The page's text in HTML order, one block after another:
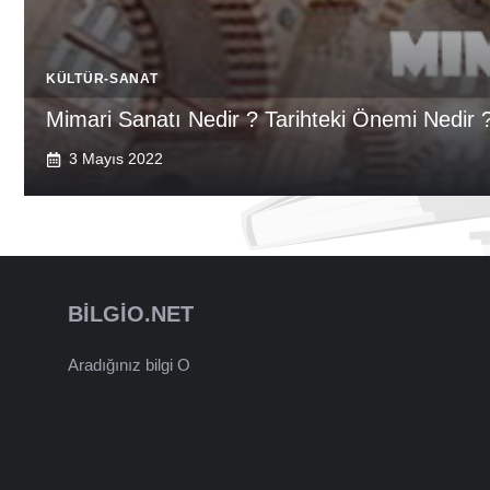
KÜLTÜR-SANAT
Mimari Sanatı Nedir ? Tarihteki Önemi Nedir
3 Mayıs 2022
BILGIO.NET
Aradığınız bilgi O